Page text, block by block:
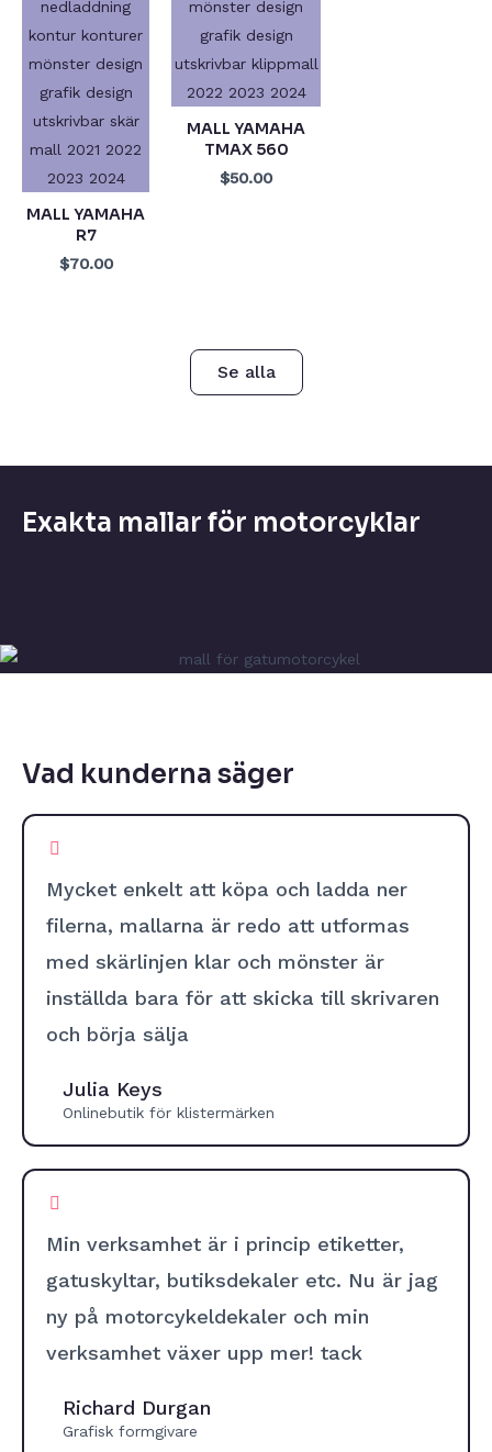
MALL YAMAHA
R7
$70.00
MALL YAMAHA
TMAX 560
$50.00
Se alla
Exakta mallar för motorcyklar
Vad kunderna säger
Mycket enkelt att köpa och ladda ner
filerna, mallarna är redo att utformas
med skärlinjen klar och mönster är
inställda bara för att skicka till skrivaren
och börja sälja
Julia Keys
Onlinebutik för klistermärken
Min verksamhet är i princip etiketter,
gatuskyltar, butiksdekaler etc. Nu är jag
ny på motorcykeldekaler och min
verksamhet växer upp mer! tack
Richard Durgan
Grafisk formgivare